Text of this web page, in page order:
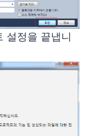
설정을 끝냅니